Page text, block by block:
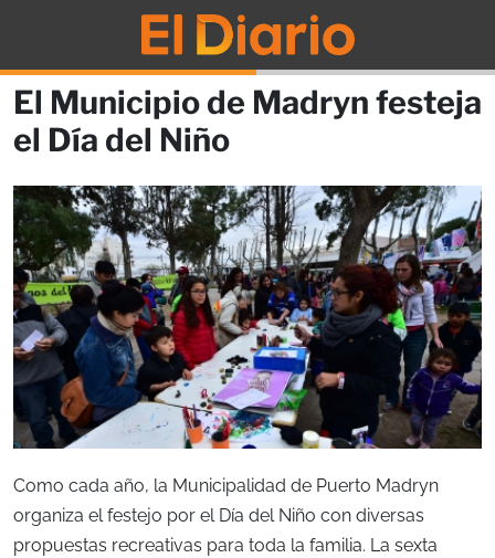
El Municipio de Madryn festeja
el Día del Niño
Como cada año, la Municipalidad de Puerto Madryn
organiza el festejo por el Día del Niño con diversas
propuestas recreativas para toda la familia. La sexta